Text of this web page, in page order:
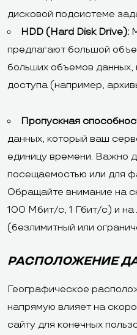
дисковой подсистеме
HDD (Hard Disk Drive):
предлагают большой
больших объемов
доступа (например,
Пропускная
данных, который ваш
единицу времени. Важно
посещаемостью или для
Обращайте внимание на
100 Мбит/с, 1 Гбит/с) и на
(безлимитный или
РАСПОЛОЖЕНИЕ
Географическое
напрямую влияет на
сайту для конечных